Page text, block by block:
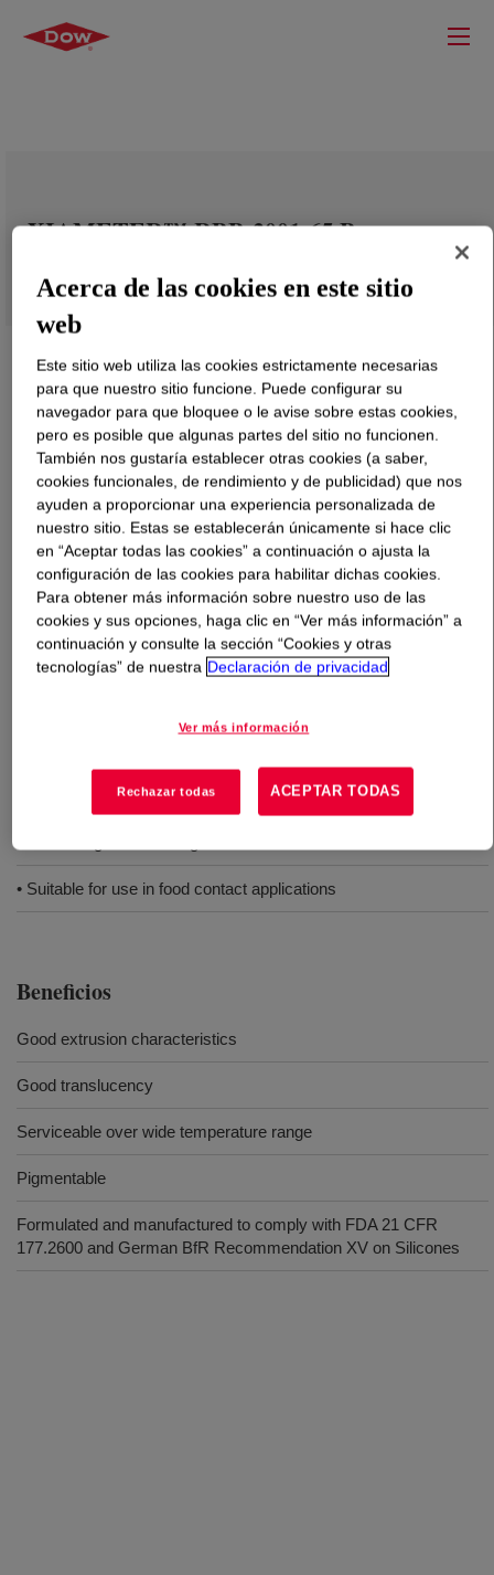
XIAMETER™ RBB-2001-65 Base
Qué esXIAMETER™ RBB-2001-65 Base?
A 70 Durometer, translucent, general purpose grade,
uncatalysed Silicone Rubber Base.
• Suitable for use in food contact applications
Beneficios
Good extrusion characteristics
Good translucency
Serviceable over wide temperature range
Pigmentable
Formulated and manufactured to comply with FDA 21 CFR
177.2600 and German BfR Recommendation XV on Silicones
Acerca de las cookies en este sitio
web
Este sitio web utiliza las cookies estrictamente necesarias
para que nuestro sitio funcione. Puede configurar su
navegador para que bloquee o le avise sobre estas cookies,
pero es posible que algunas partes del sitio no funcionen.
También nos gustaría establecer otras cookies (a saber,
cookies funcionales, de rendimiento y de publicidad) que nos
ayuden a proporcionar una experiencia personalizada de
nuestro sitio. Estas se establecerán únicamente si hace clic
en “Aceptar todas las cookies” a continuación o ajusta la
configuración de las cookies para habilitar dichas cookies.
Para obtener más información sobre nuestro uso de las
cookies y sus opciones, haga clic en “Ver más información” a
continuación y consulte la sección “Cookies y otras
tecnologías” de nuestra Declaración de privacidad
Ver más información
Rechazar todas ACEPTAR TODAS